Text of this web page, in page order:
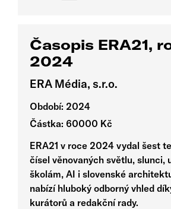
Časopis ERA21,
2024
ERA Média, s.r.o.
Období: 2024
Částka: 60000 Kč
ERA21 v roce 2024 vydal šest
čísel věnovaných světlu, slunci,
školám, AI i slovenské
nabízí hluboký odborný vhled
kurátorů a redakční rady.